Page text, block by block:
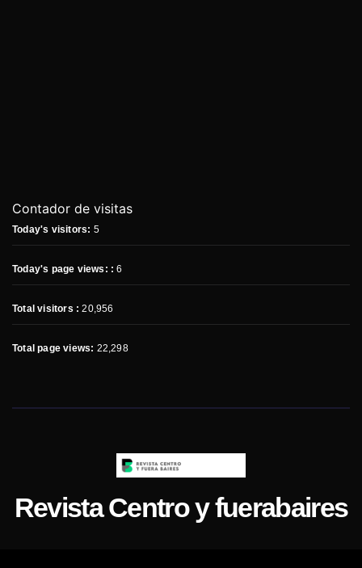
Contador de visitas
Today's visitors: 5
Today's page views: :6
Total visitors :20,956
Total page views: 22,298
Revista Centro y fuerabaires